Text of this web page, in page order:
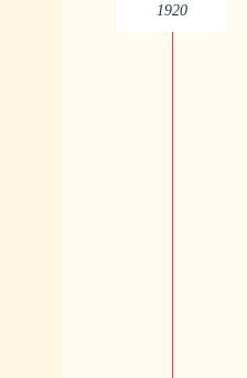
1920